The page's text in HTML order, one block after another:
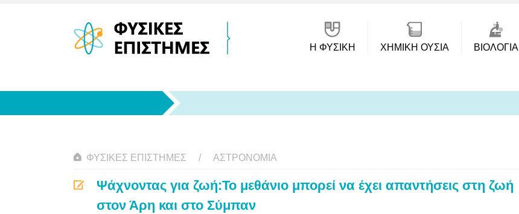
Η ΦΥΣΙΚΗ ΧΗΜΙΚΉ ΟΥΣΊΑ ΒΙΟΛΟΓΊΑ
ΦΥΣΙΚΈΣ ΕΠΙΣΤΉΜΕΣ ΑΣΤΡΟΝΟΜΊΑ
Ψάχνοντας για ζωή:Το μεθάνιο μπορεί να έχει απαντήσεις στη ζωή
στον Άρη και στο Σύμπαν